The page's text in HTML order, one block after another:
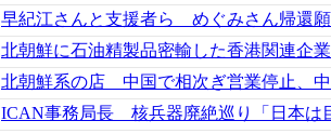
早紀江さんと支援者ら めぐみさん帰還
北朝鮮に石油精製品密輸した香港関連企
北朝鮮系の店 中国で相次ぎ営業停止、
ICAN事務局長 核兵器廃絶巡り「日本は